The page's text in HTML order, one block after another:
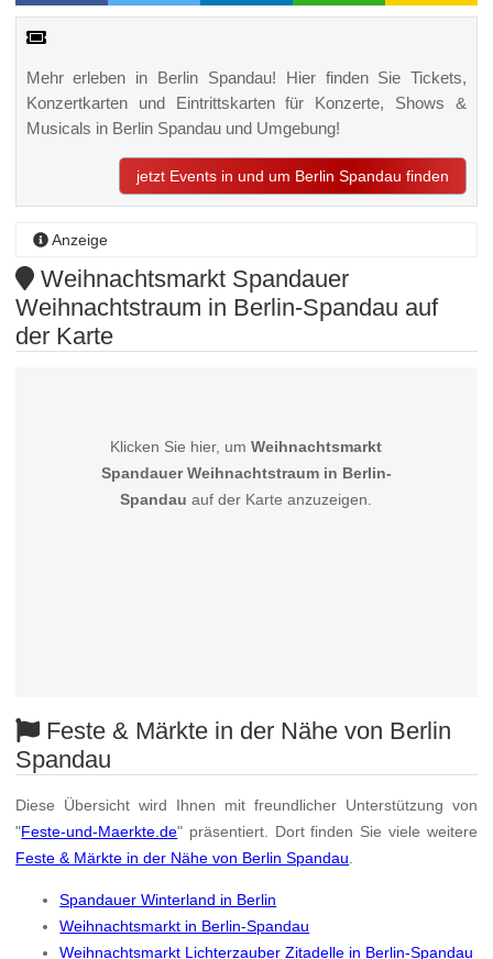
Mehr erleben in Berlin Spandau! Hier finden Sie Tickets,
Konzertkarten und Eintrittskarten für Konzerte, Shows &
Musicals in Berlin Spandau und Umgebung!
jetzt Events in und um Berlin Spandau finden
Anzeige
Weihnachtsmarkt Spandauer
Weihnachtstraum in Berlin-Spandau auf
der Karte
Klicken Sie hier, umWeihnachtsmarkt
Spandauer Weihnachtstraum in Berlin-
Spandau auf der Karte anzuzeigen.
Feste & Märkte in der Nähe von Berlin
Spandau
Diese Übersicht wird Ihnen mit freundlicher Unterstützung von
"Feste-und-Maerkte.de" präsentiert. Dort finden Sie viele weitere
Feste & Märkte in der Nähe von Berlin Spandau
Spandauer Winterland in Berlin
Weihnachtsmarkt in Berlin-Spandau
Weihnachtsmarkt Lichterzauber Zitadelle in Berlin-Spandau